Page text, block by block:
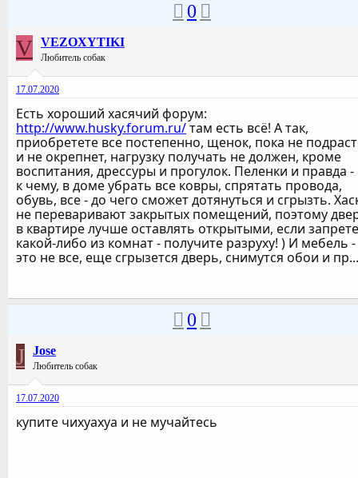
0
V VEZOXYTIKI
Любитель собак
17.07.2020
Есть хороший хасячий форум:
http://www.husky.forum.ru/там есть всё! А так,
приобретете все постепенно, щенок, пока не
и не окрепнет, нагрузку получать не должен, кроме
воспитания, дрессуры и прогулок. Пеленки и правда
к чему, в доме убрать все ковры, спрятать провода,
обувь, все - до чего сможет дотянуться и сгрызть.
не переваривают закрытых помещений, поэтому
в квартире лучше оставлять открытыми, если
какой-либо из комнат - получите разруху! ) И мебель -
это не все, еще сгрызется дверь, снимутся обои и
0
J Jose
Любитель собак
17.07.2020
купите чихуахуа и не мучайтесь